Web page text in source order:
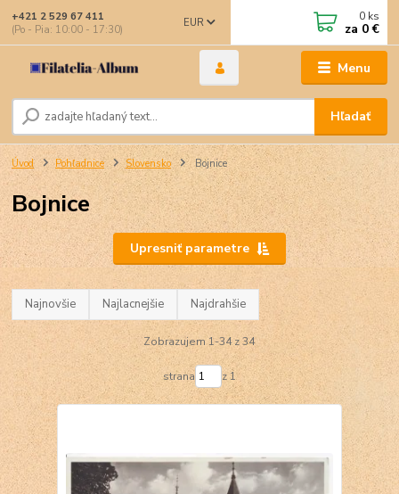
Menu
EUR
Hľadať
+421 2 529 67 411
(Po - Pia: 10:00 - 17:30)
0 ks
za 0 €
Úvod Pohľadnice Slovensko Bojnice
Bojnice
Upresniť parametre
Najnovšie Najlacnejšie Najdrahšie
Zobrazujem 1-34 z 34
strana z 1